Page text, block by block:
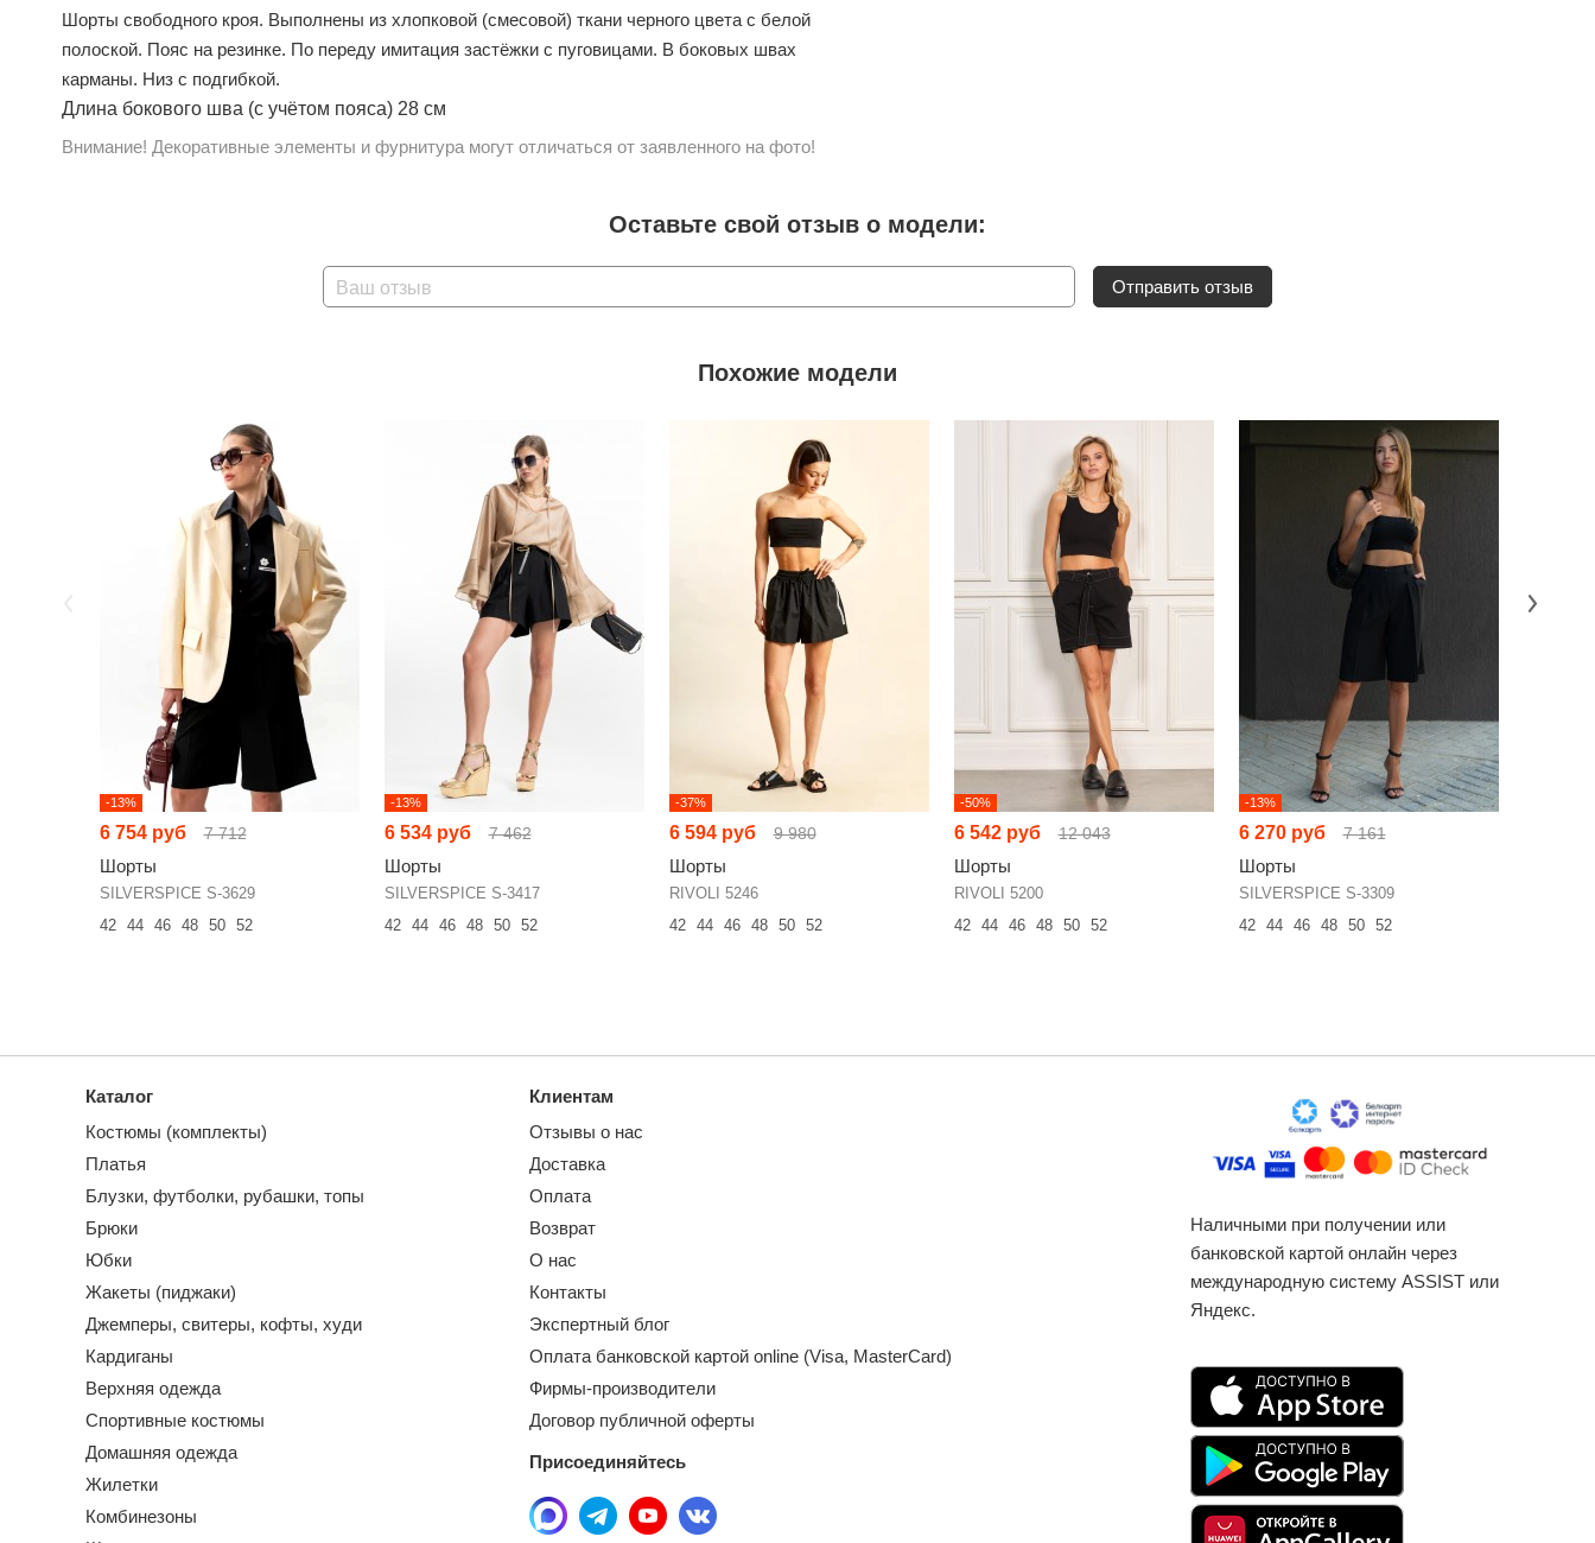
Шорты свободного кроя. Выполнены из хлопковой (смесовой) ткани черного цвета с белой
полоской. Пояс на резинке. По переду имитация застёжки с пуговицами. В боковых швах
карманы. Низ с подгибкой.
Длина бокового шва (с учётом пояса) 28 см
Внимание! Декоративные элементы и фурнитура могут отличаться от заявленного на фото!
Оставьте свой отзыв о модели:
Ваш отзыв Отправить отзыв
Похожие модели
-13%
6 754 руб 7 712
Шорты
SILVERSPICE S-3629
42
44 46 48 50 52
-13%
6 534 руб 7 462
Шорты
SILVERSPICE S-3417
42
44 46 48 50 52
-37%
6 594 руб 9 980
Шорты
RIVOLI 5246
42
44 46 48 50 52
-50%
6 542 руб 12 043
Шорты
RIVOLI 5200
42
44 46 48 50 52
-13%
6 270 руб 7 161
Шорты
SILVERSPICE S-3309
42
44 46 48 50 52
Каталог
Костюмы (комплекты)
Платья
Блузки, футболки, рубашки, топы
Брюки
Юбки
Жакеты (пиджаки)
Джемперы, свитеры, кофты, худи
Кардиганы
Верхняя одежда
Спортивные костюмы
Домашняя одежда
Жилетки
Комбинезоны
Клиентам
Отзывы о нас
Доставка
Оплата
Возврат
О нас
Контакты
Экспертный блог
Оплата банковской картой online (Visa, MasterCard)
Фирмы-производители
Договор публичной оферты
Присоединяйтесь
Наличными при получении или
банковской картой онлайн через
международную систему ASSIST или
Яндекс.